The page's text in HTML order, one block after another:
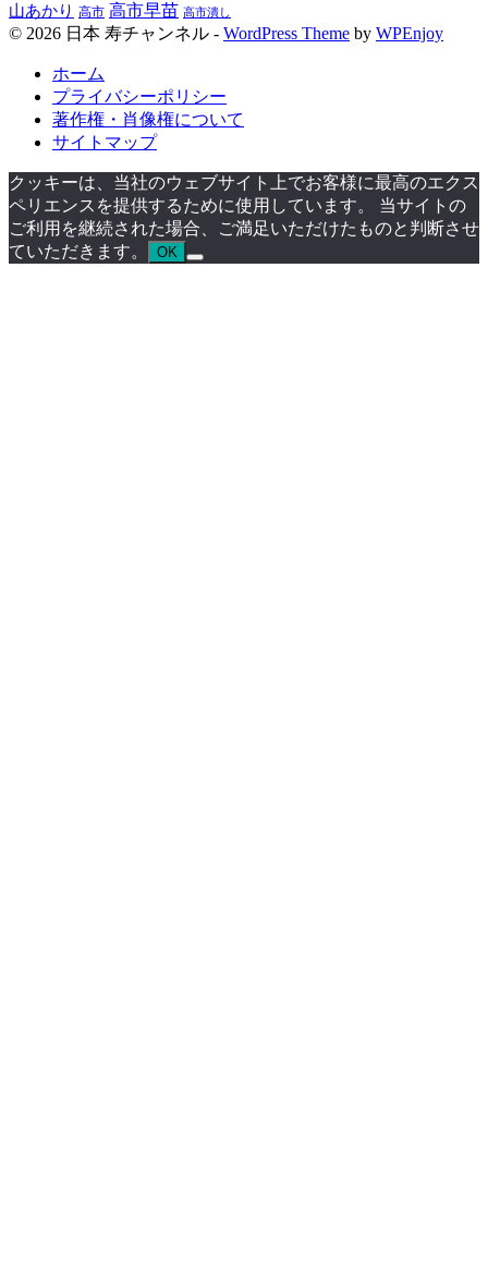
山あかり 高市 高市早苗 高市潰し
© 2026 日本 寿チャンネル - WordPress Theme by WPEnjoy
ホーム
プライバシーポリシー
著作権・肖像権について
サイトマップ
クッキーは、当社のウェブサイト上でお客様に最高のエクス
ペリエンスを提供するために使用しています。 当サイトの
ご利用を継続された場合、ご満足いただけたものと判断させ
ていただきます。
OK